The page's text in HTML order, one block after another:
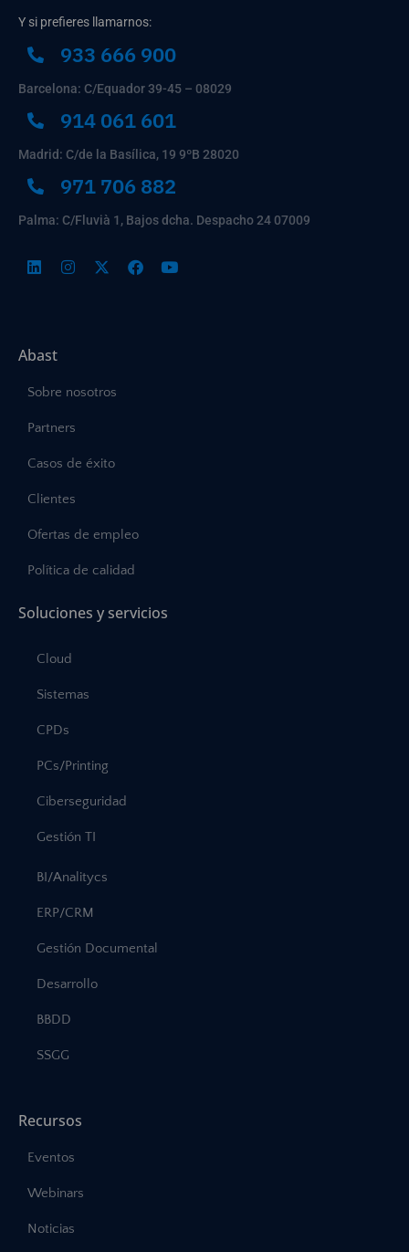
Y si prefieres llamarnos:
933 666 900
Barcelona: C/Equador 39-45 – 08029
914 061 601
Madrid: C/de la Basílica, 19 9ºB 28020
971 706 882
Palma: C/Fluvià 1, Bajos dcha. Despacho 24 07009
Abast
Sobre nosotros
Partners
Casos de éxito
Clientes
Ofertas de empleo
Política de calidad
Soluciones y servicios
Cloud
Sistemas
CPDs
PCs/Printing
Ciberseguridad
Gestión TI
BI/Analitycs
ERP/CRM
Gestión Documental
Desarrollo
BBDD
SSGG
Recursos
Eventos
Webinars
Noticias